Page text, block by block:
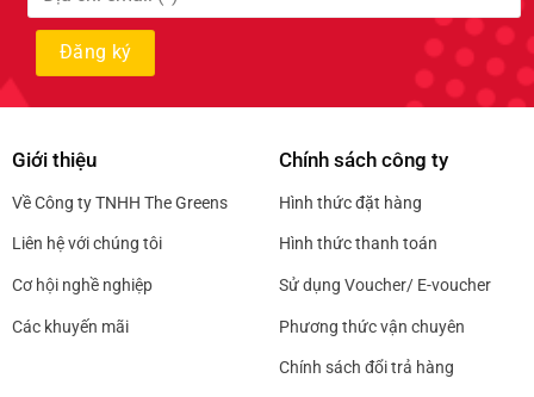
Giới thiệu
Về Công ty TNHH The Greens
Liên hệ với chúng tôi
Cơ hội nghề nghiệp
Các khuyến mãi
Chính sách công ty
Hình thức đặt hàng
Hình thức thanh toán
Sử dụng Voucher/ E-voucher
Phương thức vận chuyên
Chính sách đổi trả hàng